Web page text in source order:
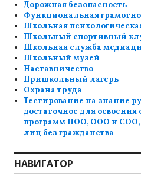
Дорожная безопасность
Функциональная
Школьная
Школьный спортивный
Школьная служба
Школьный музей
Наставничество
Пришкольный лагерь
Охрана труда
Тестирование на знание
достаточное для освоения
программ НОО, ООО и СОО,
лиц без гражданства
НАВИГАТОР